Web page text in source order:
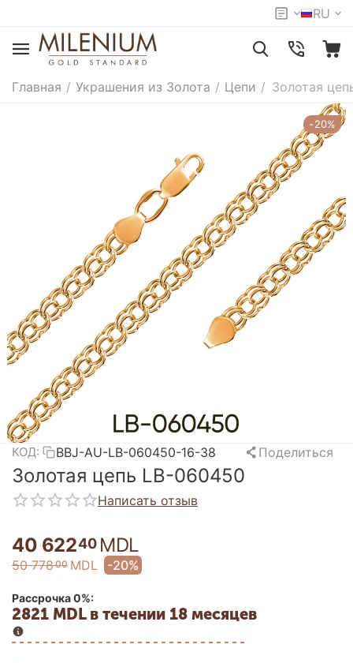
RU
Главная / Украшения из Золота / Цепи / Золотая
-20%
КОД: BBJ-AU-LB-060450-16-38 Поделиться
Золотая цепь LB-060450
Написать отзыв
40 62240 MDL
50 77800 MDL -20%
Рассрочка 0%:
2821 MDL в течении 18 месяцев